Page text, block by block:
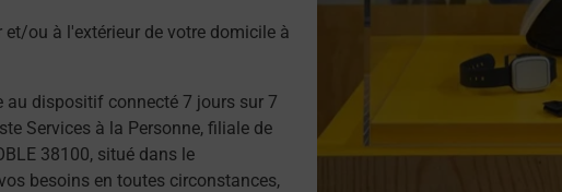
ou à l'extérieur de votre domicile à
au dispositif connecté 7 jours sur 7
Services à la Personne, filiale de
38100, situé dans le
besoins en toutes circonstances,